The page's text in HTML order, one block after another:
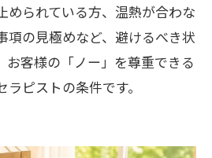
められている方、温熱が合わな
項の見極めなど、避けるべき状
お客様の「ノー」を尊重できる
ピストの条件です。